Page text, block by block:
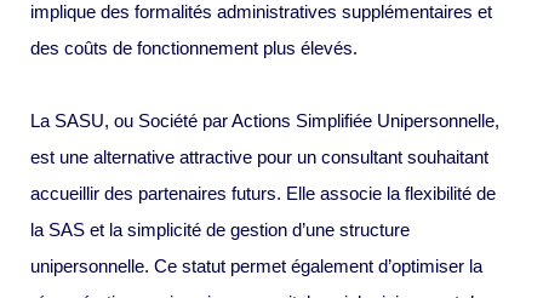
implique des formalités administratives supplémentaires et
des coûts de fonctionnement plus élevés.
La SASU, ou Société par Actions Simplifiée Unipersonnelle,
est une alternative attractive pour un consultant souhaitant
accueillir des partenaires futurs. Elle associe la flexibilité de
la SAS et la simplicité de gestion d’une structure
unipersonnelle. Ce statut permet également d’optimiser la